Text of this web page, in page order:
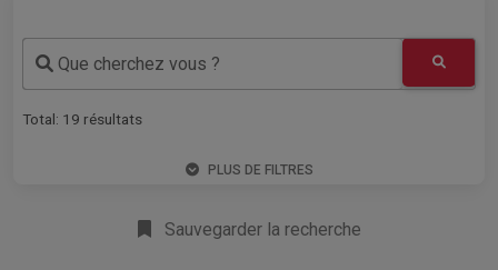
Que cherchez vous ?
Total: 19 résultats
PLUS DE FILTRES
Sauvegarder la recherche